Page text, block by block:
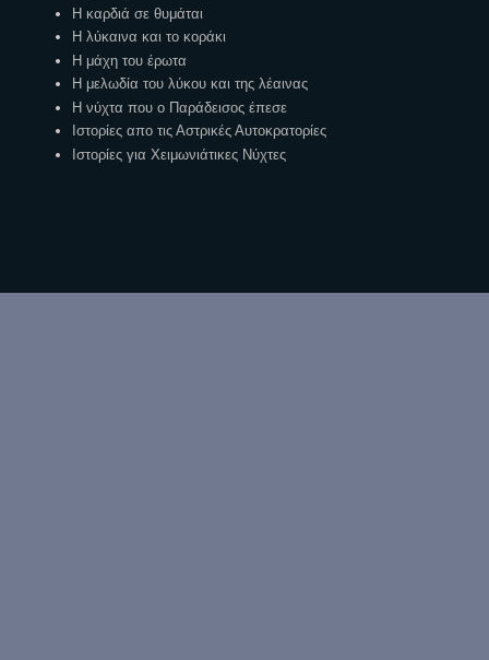
Η καρδιά σε θυμάται
Η λύκαινα και το κοράκι
Η μάχη του έρωτα
Η μελωδία του λύκου και της λέαινας
Η νύχτα που ο Παράδεισος έπεσε
Ιστορίες απο τις Αστρικές Αυτοκρατορίες
Ιστορίες για Χειμωνιάτικες Νύχτες